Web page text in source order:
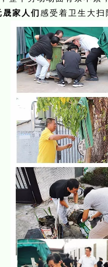
晟家人们感受着卫生大扫